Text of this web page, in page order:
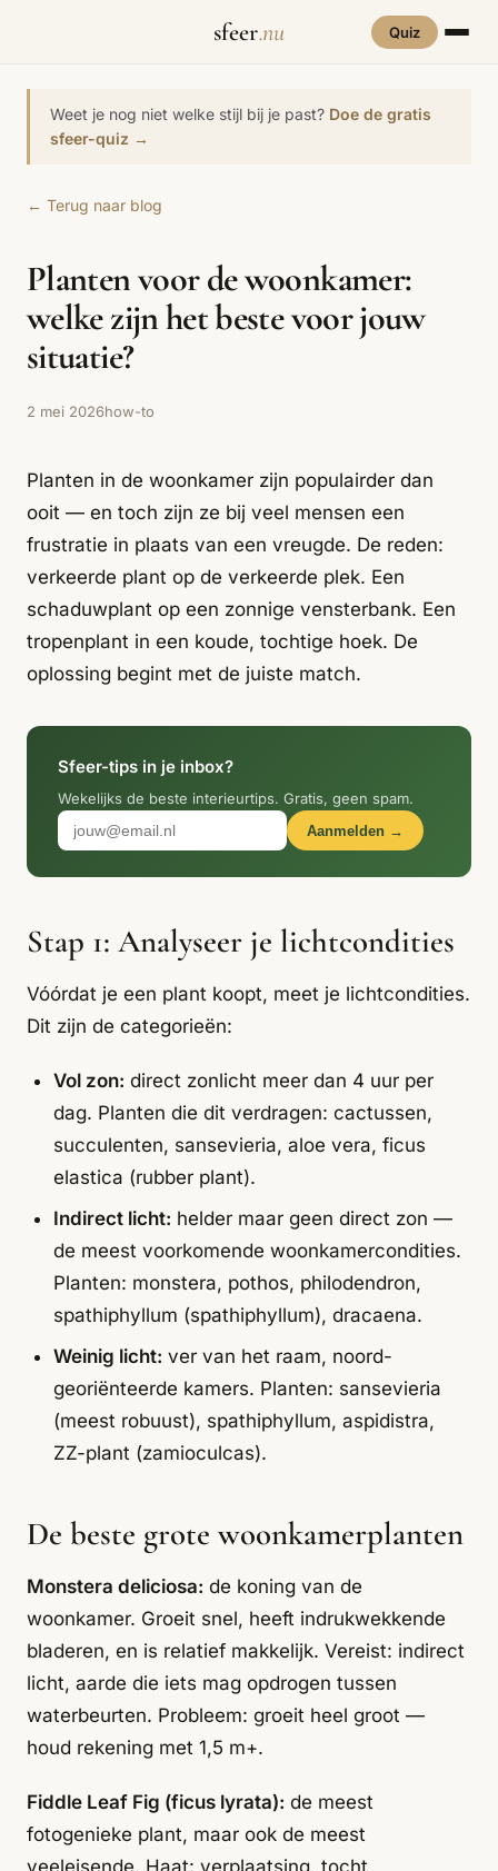
sfeer.nu Quiz
INTERIEURSTIJLEN
Biophilic
Interieur
Brutalisme Coastal
Comfort
Maxxing
Dopamine
Industrial
Italiaans
Design
Japandi
Japans Zen Maximalistisch Mediterraans
Midcentury
Modern
Modern
Klassiek
Modern
Landelijk
Moody
Natural Living New Raw
Scandinavisch Wabi-Sabi
RUIMTES
Badkamer Werkkamer
Kinderkamer
Weet je nog niet welke stijl bij je past? Doe de gratis
sfeer-quiz →
← Terug naar blog
Planten voor de woonkamer:
welke zijn het beste voor jouw
situatie?
2 mei 2026how-to
Planten in de woonkamer zijn populairder dan
ooit — en toch zijn ze bij veel mensen een
frustratie in plaats van een vreugde. De reden:
verkeerde plant op de verkeerde plek. Een
schaduwplant op een zonnige vensterbank. Een
tropenplant in een koude, tochtige hoek. De
oplossing begint met de juiste match.
Sfeer-tips in je inbox?
Wekelijks de beste interieurtips. Gratis, geen spam.
Aanmelden →
Stap 1: Analyseer je lichtcondities
Vóórdat je een plant koopt, meet je lichtcondities.
Dit zijn de categorieën:
Vol zon: direct zonlicht meer dan 4 uur per
dag. Planten die dit verdragen: cactussen,
succulenten, sansevieria, aloe vera, ficus
elastica (rubber plant).
Indirect licht: helder maar geen direct zon —
de meest voorkomende woonkamercondities.
Planten: monstera, pothos, philodendron,
spathiphyllum (spathiphyllum), dracaena.
Weinig licht: ver van het raam, noord-
georiënteerde kamers. Planten: sansevieria
(meest robuust), spathiphyllum, aspidistra,
ZZ-plant (zamioculcas).
De beste grote woonkamerplanten
Monstera deliciosa: de koning van de
woonkamer. Groeit snel, heeft indrukwekkende
bladeren, en is relatief makkelijk. Vereist: indirect
licht, aarde die iets mag opdrogen tussen
waterbeurten. Probleem: groeit heel groot —
houd rekening met 1,5 m+.
Fiddle Leaf Fig (ficus lyrata): de meest
fotogenieke plant, maar ook de meest
veeleisende. Haat: verplaatsing, tocht,